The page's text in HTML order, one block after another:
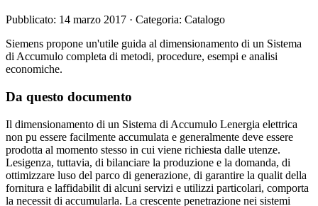
Pubblicato: 14 marzo 2017 · Categoria: Catalogo
Siemens propone un'utile guida al dimensionamento di un Sistema
di Accumulo completa di metodi, procedure, esempi e analisi
economiche.
Da questo documento
Il dimensionamento di un Sistema di Accumulo Lenergia elettrica
non pu essere facilmente accumulata e generalmente deve essere
prodotta al momento stesso in cui viene richiesta dalle utenze.
Lesigenza, tuttavia, di bilanciare la produzione e la domanda, di
ottimizzare luso del parco di generazione, di garantire la qualit della
fornitura e laffidabilit di alcuni servizi e utilizzi particolari, comporta
la necessit di accumularla. La crescente penetrazione nei sistemi